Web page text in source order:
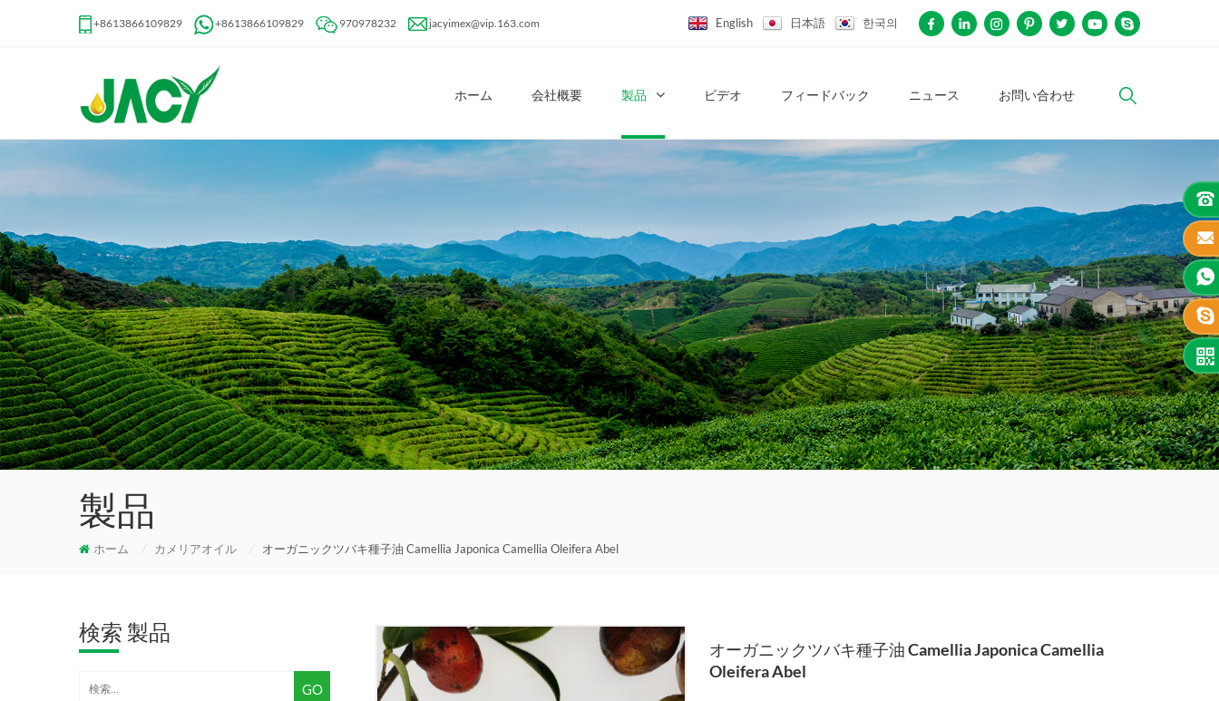
+8613866109829 +8613866109829 970978232 jacyimex@vip.163.com English 日本語 한국의
ホーム 会社概要 製品 ビデオ フィードバック ニュース お問い合わせ
製品
ホーム / カメリアオイル / オーガニックツバキ種子油 Camellia Japonica Camellia Oleifera Abel
検索 製品
オーガニックツバキ種子油 Camellia Japonica Camellia
Oleifera Abel